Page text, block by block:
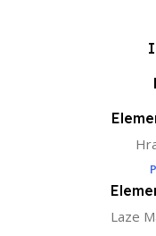
Laze